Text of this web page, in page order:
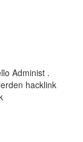
Administ .
hacklink